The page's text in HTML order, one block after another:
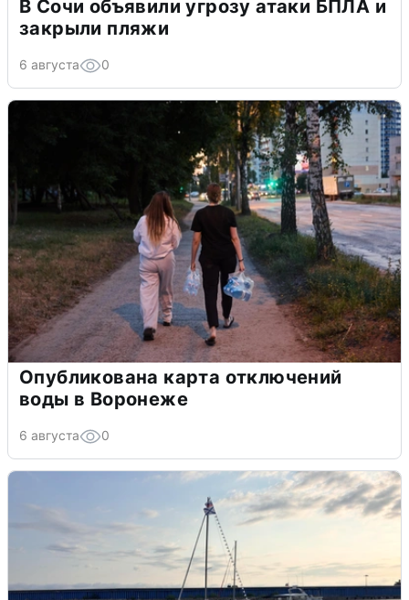
В Сочи объявили угрозу атаки БПЛА и
закрыли пляжи
6 августа 0
Опубликована карта отключений
воды в Воронеже
6 августа 0